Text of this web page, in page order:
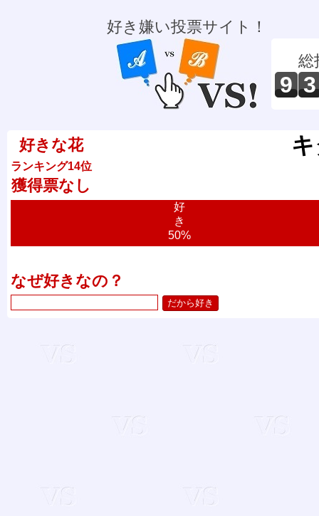
好き嫌い投票サイト！
総
9 3
好きな花
ランキング14位
獲得票なし
好
き
50%
なぜ好きなの？